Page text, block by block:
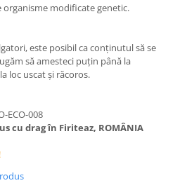
organisme modificate genetic.
este posibil ca conținutul să se
să amesteci puțin până la
loc uscat și răcoros.
ECO-008
cu drag în Firiteaz, ROMÂNIA